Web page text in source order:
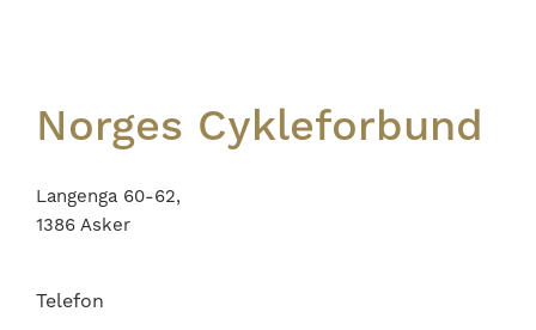
Norges Cykleforbund
Langenga 60-62,
1386 Asker
Telefon